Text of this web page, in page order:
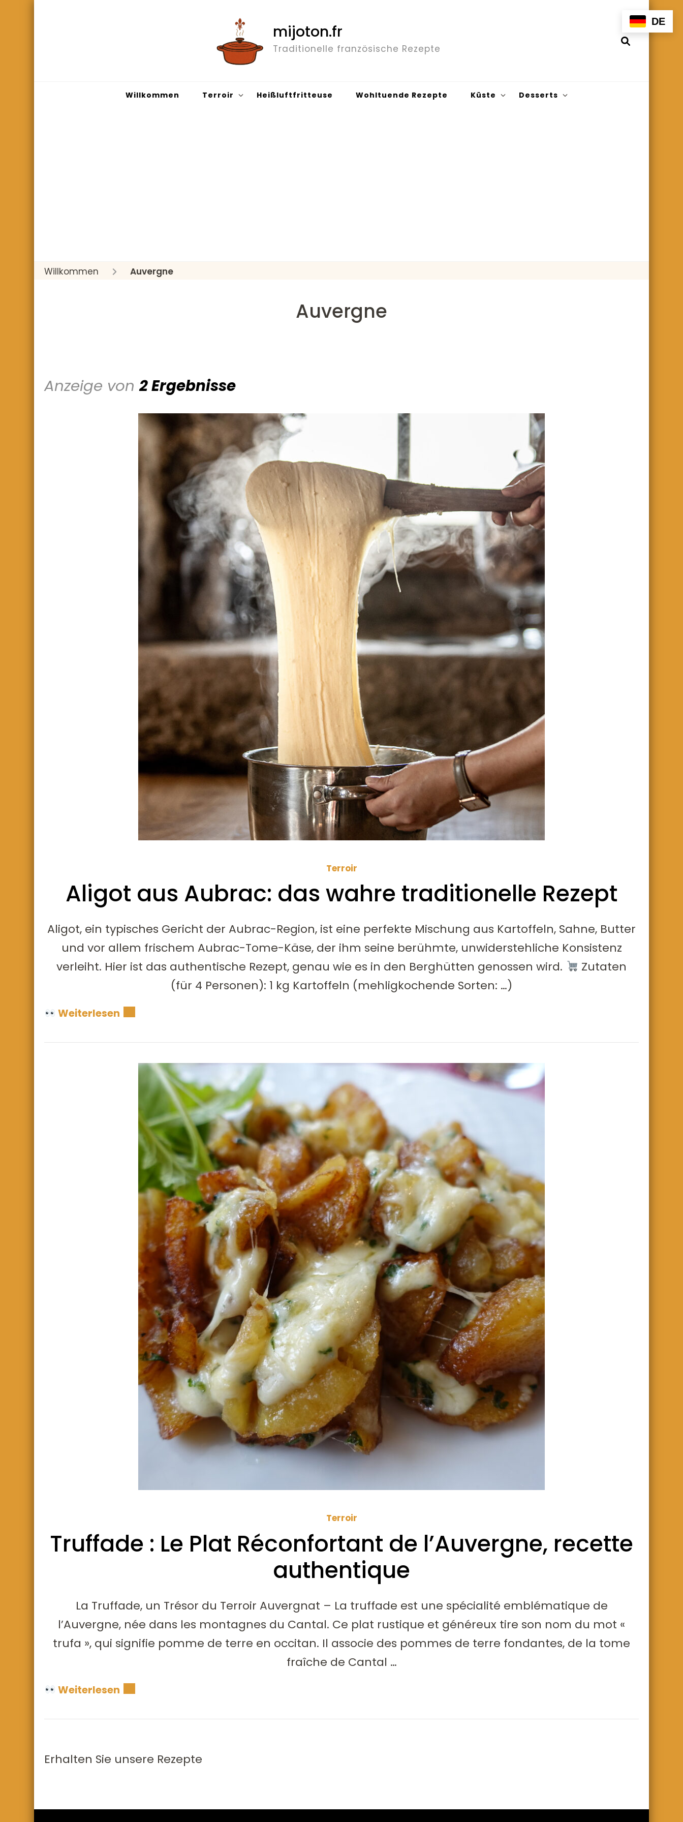
mijoton.fr
Traditionelle französische Rezepte
Willkommen Terroir Heißluftfritteuse Wohltuende Rezepte Küste Desserts
Willkommen Auvergne
Auvergne
Anzeige von2 Ergebnisse
Terroir
Aligot aus Aubrac: das wahre traditionelle Rezept
Aligot, ein typisches Gericht der Aubrac-Region, ist eine perfekte Mischung aus Kartoffeln, Sahne, Butter
und vor allem frischem Aubrac-Tome-Käse, der ihm seine berühmte, unwiderstehliche Konsistenz
verleiht. Hier ist das authentische Rezept, genau wie es in den Berghütten genossen wird.
Zutaten
(für 4 Personen): 1 kg Kartoffeln (mehligkochende Sorten: …)
Weiterlesen
Terroir
Truffade : Le Plat Réconfortant de l’Auvergne, recette
authentique
La Truffade, un Trésor du Terroir Auvergnat – La truffade est une spécialité emblématique de
l’Auvergne, née dans les montagnes du Cantal. Ce plat rustique et généreux tire son nom du mot «
trufa », qui signifie pomme de terre en occitan. Il associe des pommes de terre fondantes, de la tome
fraîche de Cantal …
Weiterlesen
Erhalten Sie unsere Rezepte
DE